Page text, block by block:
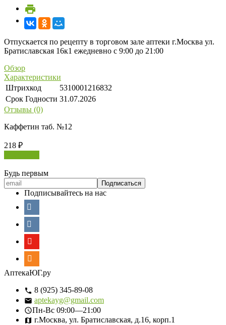
Отпускается по рецепту в торговом зале аптеки г.Москва ул.
Братиславская 16к1 ежедневно с 9:00 до 21:00
Обзор
Характеристики
Штрихкод
5310001216832
Срок Годности 31.07.2026
Отзывы (0)
Каффетин таб. №12
218 ₽
Будь первым
Подписывайтесь на нас
АптекаЮГ.ру
8 (925) 345-89-08
aptekayg@gmail.com
Пн-Вс 09:00—21:00
г.Москва, ул. Братиславская, д.16, корп.1